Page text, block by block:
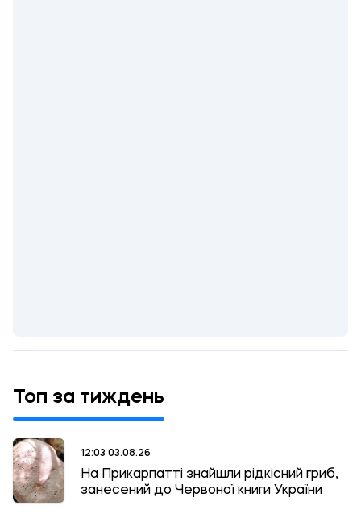
Топ за тиждень
12:03 03.08.26
На Прикарпатті знайшли рідкісний гриб,
занесений до Червоної книги України